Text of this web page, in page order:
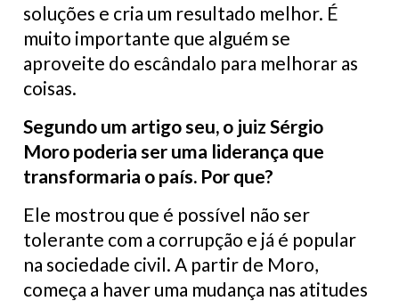
soluções e cria um resultado melhor. É
muito importante que alguém se
aproveite do escândalo para melhorar as
coisas.
Segundo um artigo seu, o juiz Sérgio
Moro poderia ser uma liderança que
transformaria o país. Por que?
Ele mostrou que é possível não ser
tolerante com a corrupção e já é popular
na sociedade civil. A partir de Moro,
começa a haver uma mudança nas atitudes